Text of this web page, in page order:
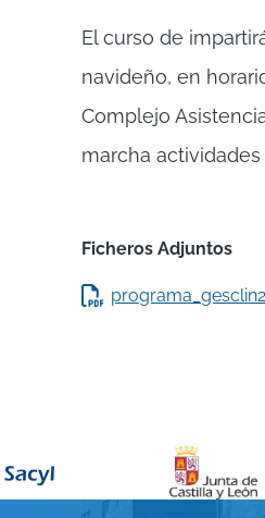
El curso de
navideño, en
Complejo
marcha
Ficheros Adjuntos